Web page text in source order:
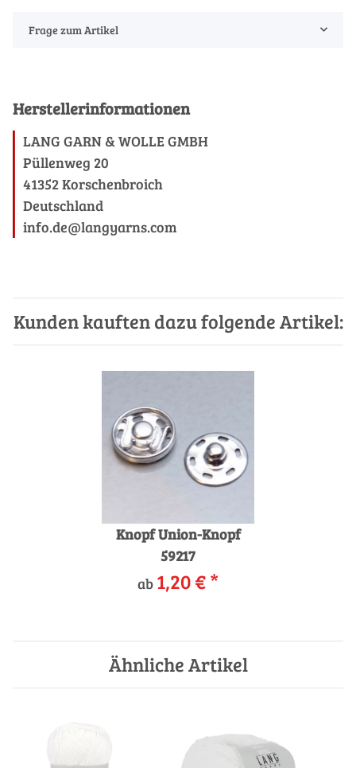
Frage zum Artikel
Herstellerinformationen
LANG GARN & WOLLE GMBH
Püllenweg 20
41352 Korschenbroich
Deutschland
info.de@langyarns.com
Kunden kauften dazu folgende Artikel:
Knopf Union-Knopf
59217
ab 1,20 €*
Ähnliche Artikel